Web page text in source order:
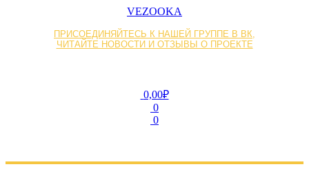
VEZOOKA
ПРИСОЕДИНЯЙТЕСЬ К НАШЕЙ ГРУППЕ В ВК,
ЧИТАЙТЕ НОВОСТИ И ОТЗЫВЫ О ПРОЕКТЕ
0,00₽
0
0